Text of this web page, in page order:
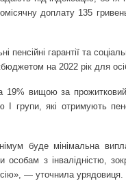
доплату 135
пенсійні гарантії та
на 2022 рік для
19% вищою за
І групи, які отримують
буде мінімальна
особам з інвалідністю,
— уточнила урядовиця.